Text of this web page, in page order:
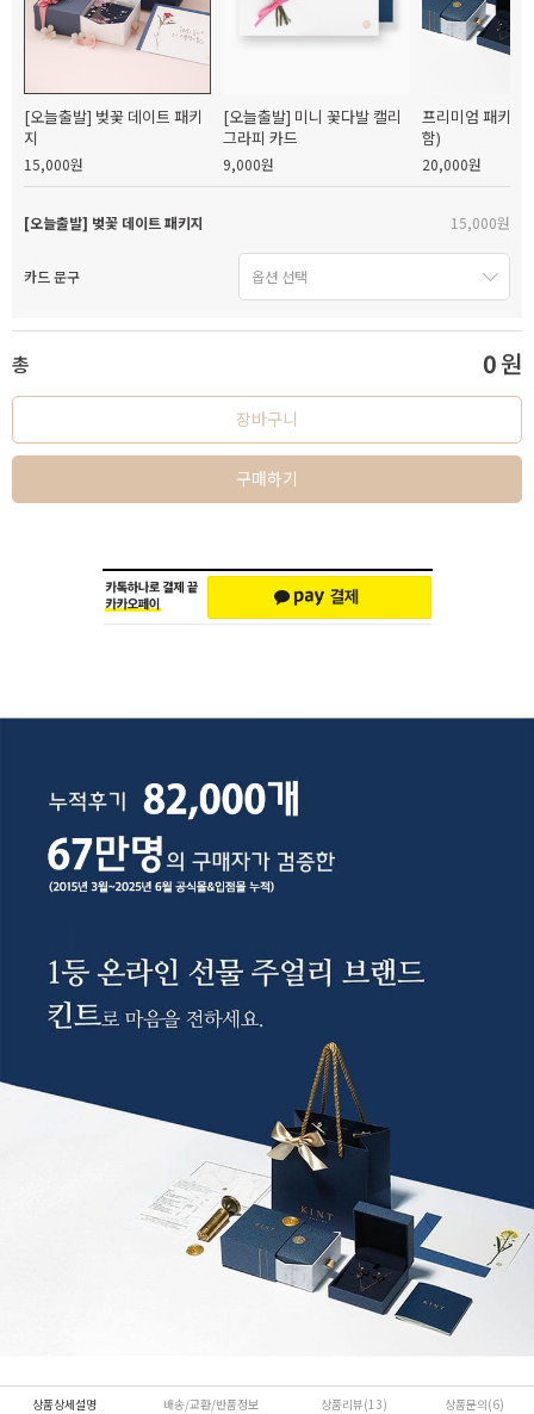
[오늘출발] 벚꽃 데이트 패키
지
15,000원
[오늘출발] 미니 꽃다발 캘리
그라피 카드
9,000원
프리미엄 패키지
함)
20,000원
[오늘출발] 벚꽃 데이트 패키지 15,000원
카드 문구
총 0원
장바구니
구매하기
상품상세설명 배송/교환/반품정보 상품리뷰(13) 상품문의(6)